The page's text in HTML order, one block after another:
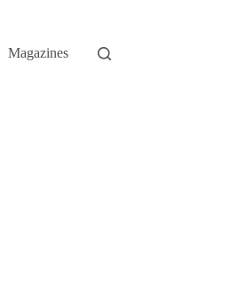
Magazines